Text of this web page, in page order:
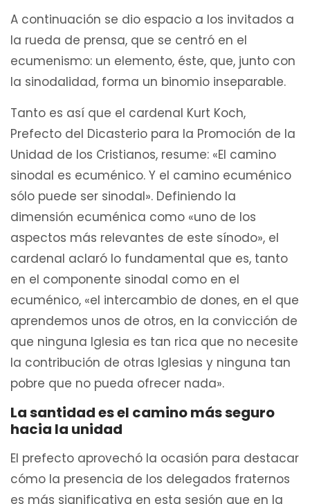
A continuación se dio espacio a los invitados a
la rueda de prensa, que se centró en el
ecumenismo: un elemento, éste, que, junto con
la sinodalidad, forma un binomio inseparable.
Tanto es así que el cardenal Kurt Koch,
Prefecto del Dicasterio para la Promoción de la
Unidad de los Cristianos, resume: «El camino
sinodal es ecuménico. Y el camino ecuménico
sólo puede ser sinodal». Definiendo la
dimensión ecuménica como «uno de los
aspectos más relevantes de este sínodo», el
cardenal aclaró lo fundamental que es, tanto
en el componente sinodal como en el
ecuménico, «el intercambio de dones, en el que
aprendemos unos de otros, en la convicción de
que ninguna Iglesia es tan rica que no necesite
la contribución de otras Iglesias y ninguna tan
pobre que no pueda ofrecer nada».
La santidad es el camino más seguro
hacia la unidad
El prefecto aprovechó la ocasión para destacar
cómo la presencia de los delegados fraternos
es más significativa en esta sesión que en la